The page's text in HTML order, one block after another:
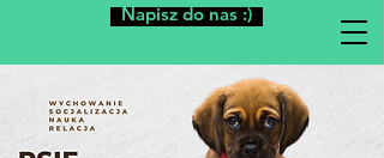
Napisz do nas :)